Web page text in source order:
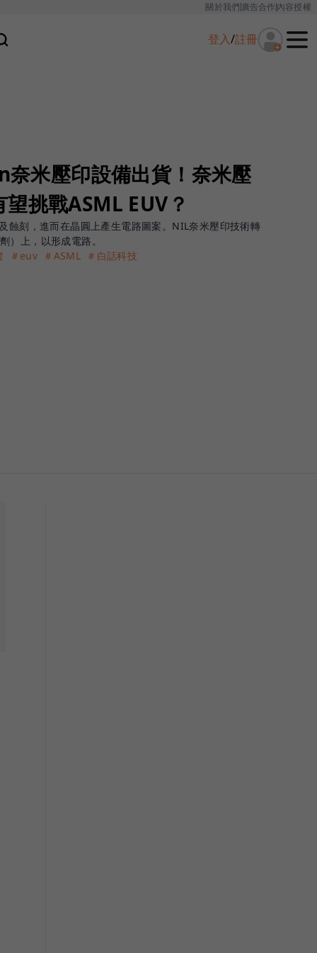
關於我們廣告合作內容授權
登入/註冊
米壓印設備出貨！奈米壓
挑戰ASML EUV？
蝕刻，進而在晶圓上產生電路圖案。NIL奈米壓印技術轉
）上，以形成電路。
＃euv ＃ASML ＃白話科技